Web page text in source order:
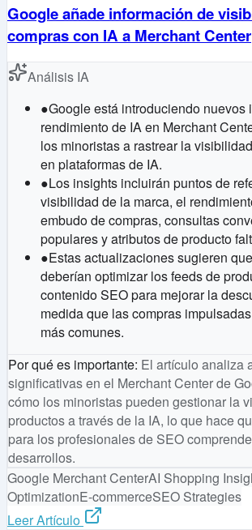
Google añade información de
compras con IA a Merchant Center
Análisis IA
●Google está introduciendo nuevos
rendimiento de IA en Merchant
los minoristas a rastrear la
en plataformas de IA.
●Los insights incluirán puntos de
visibilidad de la marca, el
embudo de compras, consultas
populares y atributos de producto
●Estas actualizaciones sugieren
deberían optimizar los feeds de
contenido SEO para mejorar la
medida que las compras
más comunes.
Por qué es importante: El artículo analiza
significativas en el Merchant Center de
cómo los minoristas pueden gestionar la
productos a través de la IA, lo que hace
para los profesionales de SEO
desarrollos.
Google Merchant CenterAI Shopping
OptimizationE-commerceSEO Strategies
Leer Artículo